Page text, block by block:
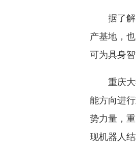
据了
产基地，
可为具身
重庆
能方向进
势力量，
现机器人